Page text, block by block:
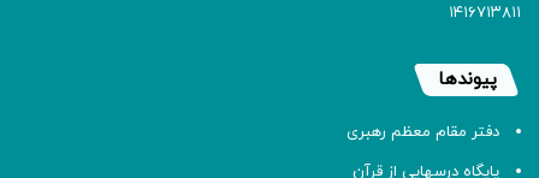
۱۴۱۶۷۱۳۸۱۱
پیوندها
دفتر مقام معظم رهبری
پایگاه درسهایی از قرآن